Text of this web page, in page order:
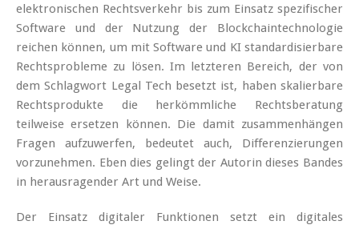
elektronischen Rechtsverkehr bis zum Einsatz spezifischer
Software und der Nutzung der Blockchaintechnologie
reichen können, um mit Software und KI standardisierbare
Rechtsprobleme zu lösen. Im letzteren Bereich, der von
dem Schlagwort Legal Tech besetzt ist, haben skalierbare
Rechtsprodukte die herkömmliche Rechtsberatung
teilweise ersetzen können. Die damit zusammenhängen
Fragen aufzuwerfen, bedeutet auch, Differenzierungen
vorzunehmen. Eben dies gelingt der Autorin dieses Bandes
in herausragender Art und Weise.
Der Einsatz digitaler Funktionen setzt ein digitales